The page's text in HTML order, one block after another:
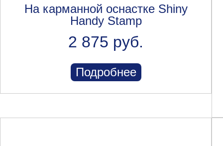
На карманной оснастке Shiny
Handy Stamp
2 875 руб.
Подробнее